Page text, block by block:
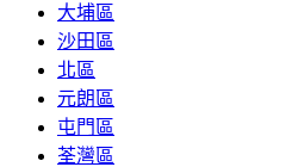
大埔區
沙田區
北區
元朗區
屯門區
荃灣區